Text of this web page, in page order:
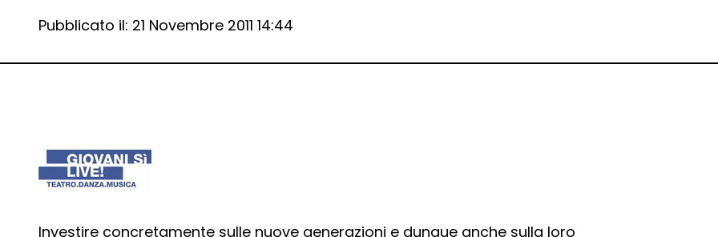
Data e ora:
Pubblicato il: 21 Novembre 2011 14:44
Dettagli articolo
Investire concretamente sulle nuove generazioni e dunque anche sulla loro